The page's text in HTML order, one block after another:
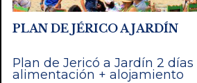
PLAN DE JÉRICO A JARDÍN
Plan de Jericó a Jardín 2
alimentación + alojamiento